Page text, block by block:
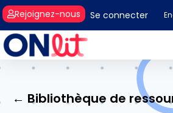
Se connecter
Rejoignez-nous
← Bibliothèque de